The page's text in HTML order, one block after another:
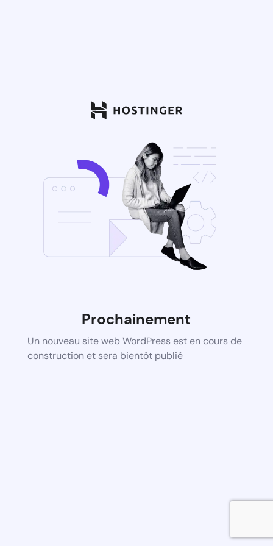
Prochainement
Un nouveau site web WordPress est en cours de
construction et sera bientôt publié